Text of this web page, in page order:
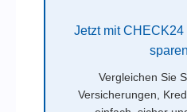
Jetzt mit
sparen
Vergleichen Sie
Versicherungen,